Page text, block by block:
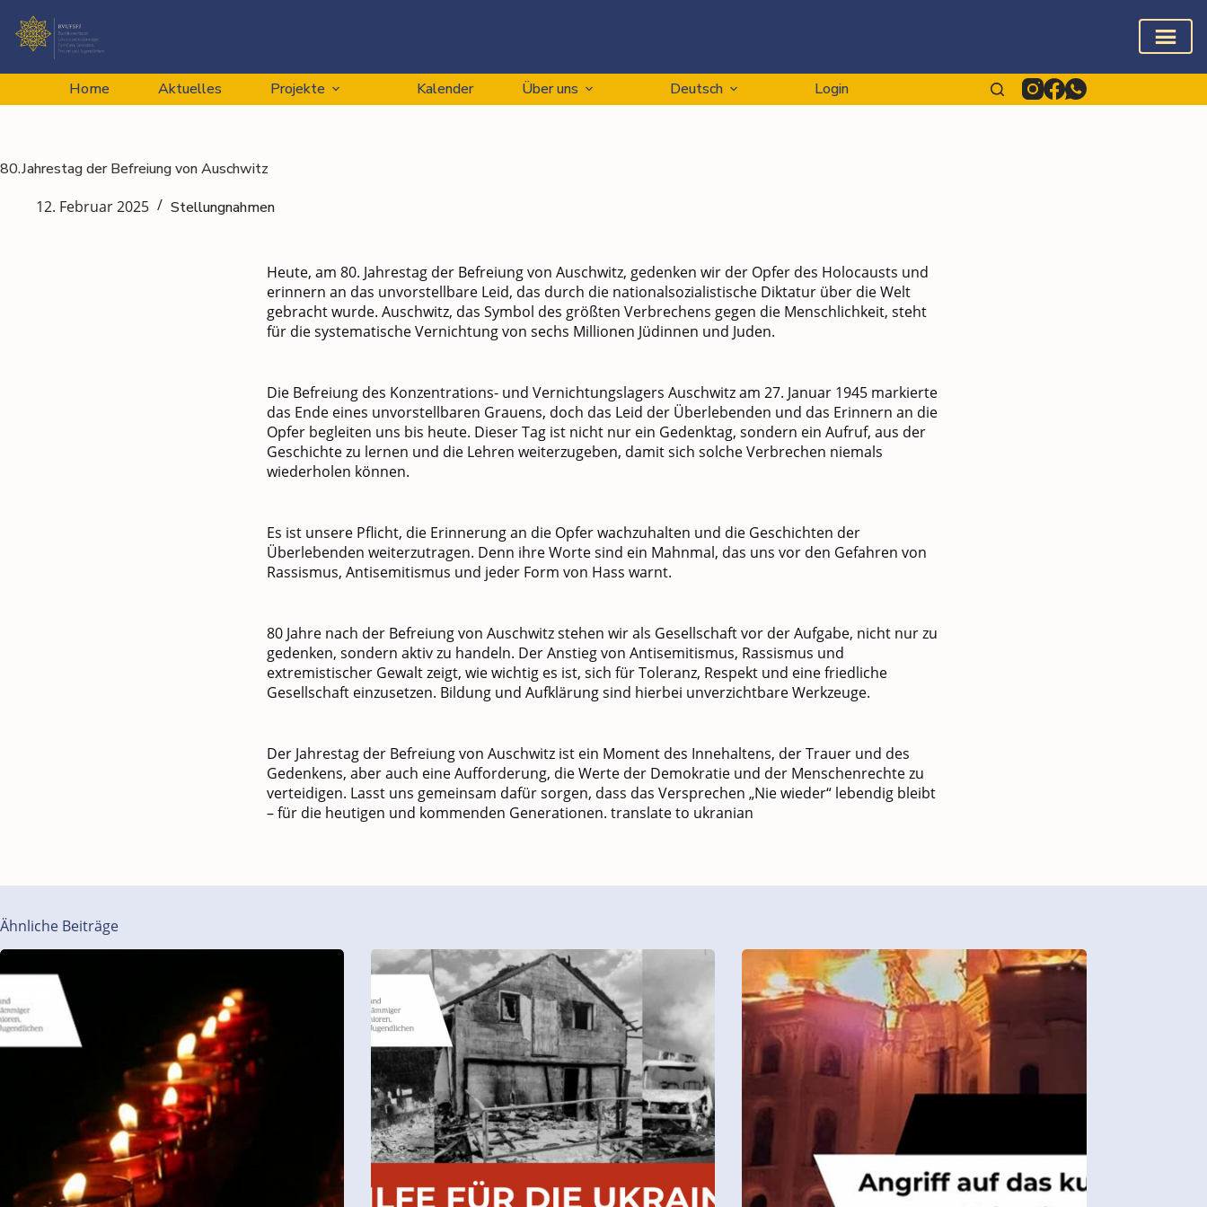
Home Aktuelles Projekte Kalender Über uns Deutsch Login
80.Jahrestag der Befreiung von Auschwitz
12. Februar 2025
Stellungnahmen
Heute, am 80. Jahrestag der Befreiung von Auschwitz, gedenken wir der Opfer des Holocausts und
erinnern an das unvorstellbare Leid, das durch die nationalsozialistische Diktatur über die Welt
gebracht wurde. Auschwitz, das Symbol des größten Verbrechens gegen die Menschlichkeit, steht
für die systematische Vernichtung von sechs Millionen Jüdinnen und Juden.
Die Befreiung des Konzentrations- und Vernichtungslagers Auschwitz am 27. Januar 1945 markierte
das Ende eines unvorstellbaren Grauens, doch das Leid der Überlebenden und das Erinnern an die
Opfer begleiten uns bis heute. Dieser Tag ist nicht nur ein Gedenktag, sondern ein Aufruf, aus der
Geschichte zu lernen und die Lehren weiterzugeben, damit sich solche Verbrechen niemals
wiederholen können.
Es ist unsere Pflicht, die Erinnerung an die Opfer wachzuhalten und die Geschichten der
Überlebenden weiterzutragen. Denn ihre Worte sind ein Mahnmal, das uns vor den Gefahren von
Rassismus, Antisemitismus und jeder Form von Hass warnt.
80 Jahre nach der Befreiung von Auschwitz stehen wir als Gesellschaft vor der Aufgabe, nicht nur zu
gedenken, sondern aktiv zu handeln. Der Anstieg von Antisemitismus, Rassismus und
extremistischer Gewalt zeigt, wie wichtig es ist, sich für Toleranz, Respekt und eine friedliche
Gesellschaft einzusetzen. Bildung und Aufklärung sind hierbei unverzichtbare Werkzeuge.
Der Jahrestag der Befreiung von Auschwitz ist ein Moment des Innehaltens, der Trauer und des
Gedenkens, aber auch eine Aufforderung, die Werte der Demokratie und der Menschenrechte zu
verteidigen. Lasst uns gemeinsam dafür sorgen, dass das Versprechen „Nie wieder“ lebendig bleibt
– für die heutigen und kommenden Generationen. translate to ukranian
Ähnliche Beiträge